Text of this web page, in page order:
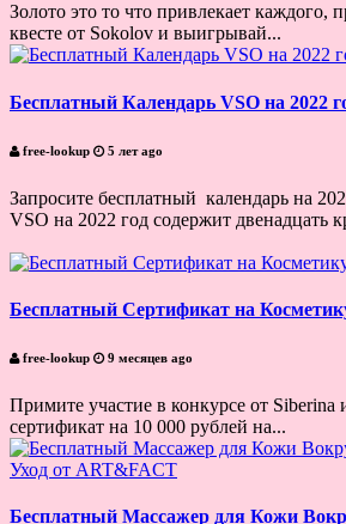
Золото это то что привлекает каждого,
квесте от Sokolov и выигрывай...
Бесплатный Календарь VSO на 2022
free-lookup 5 лет ago
Запросите бесплатный календарь на
VSO на 2022 год содержит двенадцать
Бесплатный Сертификат на
free-lookup 9 месяцев ago
Примите участие в конкурсе от Siberina
сертификат на 10 000 рублей на...
Бесплатный Массажер для Кожи